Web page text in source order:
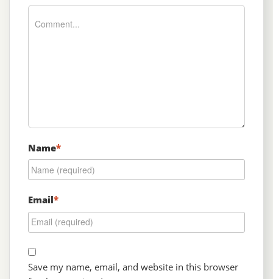
Name*
Email*
Save my name, email, and website in this browser